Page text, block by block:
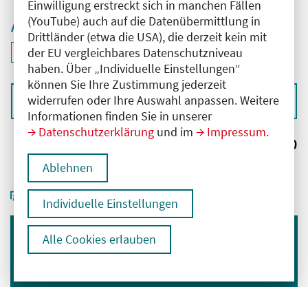
Einwilligung erstreckt sich in manchen Fällen
(YouTube) auch auf die Datenübermittlung in
Drittländer (etwa die USA), die derzeit kein mit
der EU vergleichbares Datenschutzniveau
haben. Über „Individuelle Einstellungen“
können Sie Ihre Zustimmung jederzeit
widerrufen oder Ihre Auswahl anpassen. Weitere
Informationen finden Sie in unserer
Datenschutzerklärung und im Impressum.
Ablehnen
Individuelle Einstellungen
Alle Cookies erlauben
Aktive Filter
Filter
ID: ANT-2406190
deaktivieren und Suchergebnisse neu laden
Sortieren nach
Ergebnisse: 0
Immer informiert bleiben